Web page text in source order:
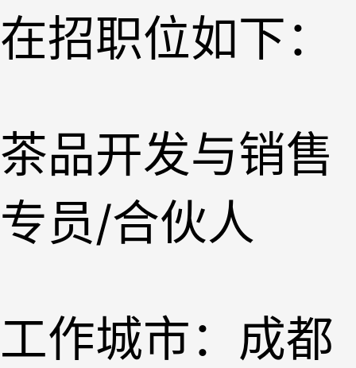
在招职位如下：
茶品开发与销售
专员/合伙人
工作城市：成都